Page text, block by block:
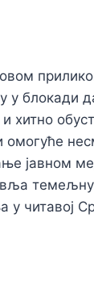
у блокади
хитно
омогуће
јавном
темељну
читавој